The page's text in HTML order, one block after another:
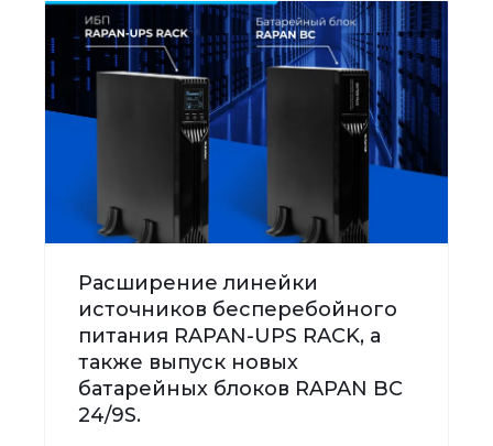
Расширение линейки
источников бесперебойного
питания RAPAN-UPS RACK, а
также выпуск новых
батарейных блоков RAPAN BC
24/9S.